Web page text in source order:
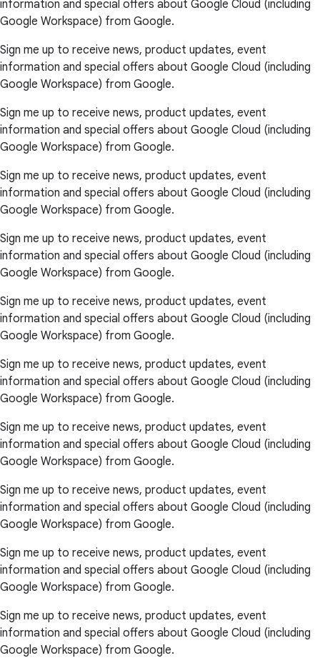
information and special offers about Google Cloud (including
Google Workspace) from Google.
Sign me up to receive news, product updates, event
information and special offers about Google Cloud (including
Google Workspace) from Google.
Sign me up to receive news, product updates, event
information and special offers about Google Cloud (including
Google Workspace) from Google.
Sign me up to receive news, product updates, event
information and special offers about Google Cloud (including
Google Workspace) from Google.
Sign me up to receive news, product updates, event
information and special offers about Google Cloud (including
Google Workspace) from Google.
Sign me up to receive news, product updates, event
information and special offers about Google Cloud (including
Google Workspace) from Google.
Sign me up to receive news, product updates, event
information and special offers about Google Cloud (including
Google Workspace) from Google.
Sign me up to receive news, product updates, event
information and special offers about Google Cloud (including
Google Workspace) from Google.
Sign me up to receive news, product updates, event
information and special offers about Google Cloud (including
Google Workspace) from Google.
Sign me up to receive news, product updates, event
information and special offers about Google Cloud (including
Google Workspace) from Google.
Sign me up to receive news, product updates, event
information and special offers about Google Cloud (including
Google Workspace) from Google.